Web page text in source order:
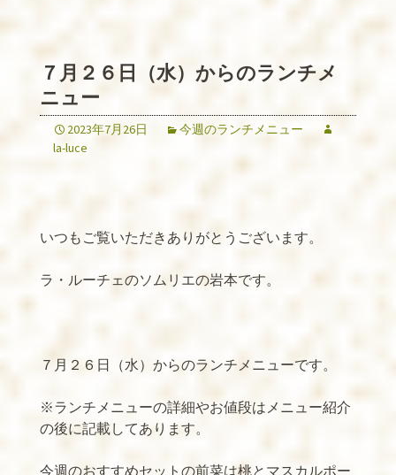
７月２６日（水）からのランチメ
ニュー
2023年7月26日
今週のランチメニュー
la-luce
いつもご覧いただきありがとうございます。
ラ・ルーチェのソムリエの岩本です。
７月２６日（水）からのランチメニューです。
※ランチメニューの詳細やお値段はメニュー紹介
の後に記載してあります。
今週のおすすめセットの前菜は桃とマスカルポー